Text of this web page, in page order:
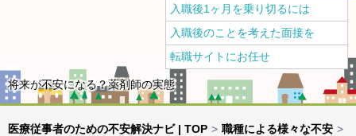
入職後1ヶ月を乗り切るには
入職後のことを考えた面接を
転職サイトにお任せ
将来が不安になる？薬剤師の実態
医療従事者のための不安解決ナビ | TOP > 職種による様々な不安 >